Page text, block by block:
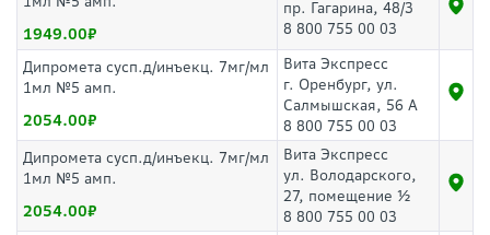
1949.00
пр. Гагарина, 48/3
8 800 755 00 03
Дипромета сусп.д/инъекц. 7мг/мл
1мл №5 амп.
2054.00
Вита Экспресс
г. Оренбург, ул.
Салмышская, 56 А
8 800 755 00 03
Дипромета сусп.д/инъекц. 7мг/мл
1мл №5 амп.
2054.00
Вита Экспресс
ул. Володарского,
27, помещение ½
8 800 755 00 03